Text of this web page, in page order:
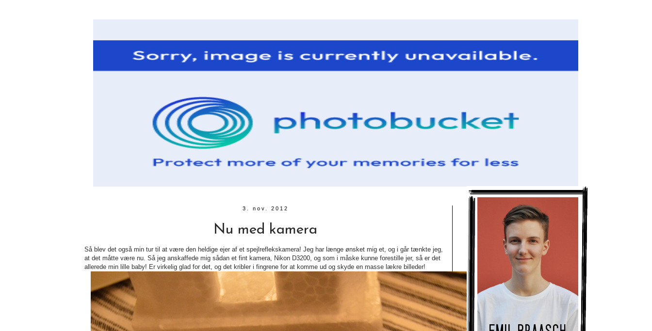
3. nov. 2012
Nu med kamera
Så blev det også min tur til at være den heldige ejer af et spejlreflekskamera! Jeg har længe ønsket mig et, og i går tænkte jeg,
at det måtte være nu. Så jeg anskaffede mig sådan et fint kamera, Nikon D3200, og som i måske kunne forestille jer, så er det
allerede min lille baby! Er virkelig glad for det, og det kribler i fingrene for at komme ud og skyde en masse lækre billeder!